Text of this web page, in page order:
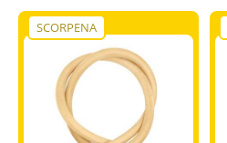
SCORPENA